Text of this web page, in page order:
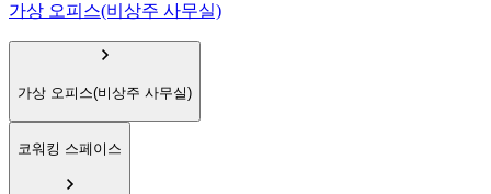
가상 오피스(비상주 사무실)
가상 오피스(비상주 사무실)
코워킹 스페이스